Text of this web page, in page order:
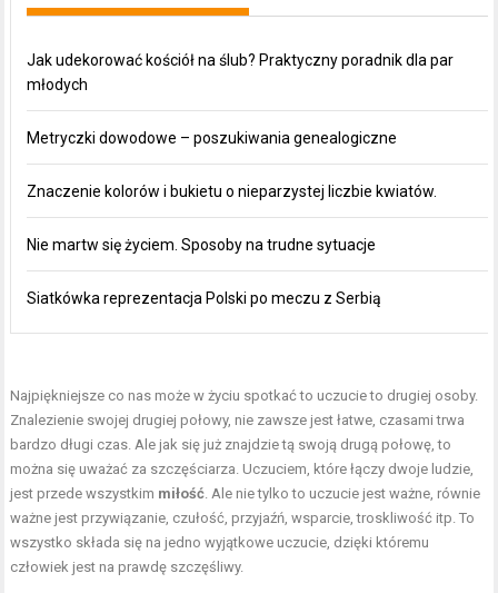
Jak udekorować kościół na ślub? Praktyczny poradnik dla par
młodych
Metryczki dowodowe – poszukiwania genealogiczne
Znaczenie kolorów i bukietu o nieparzystej liczbie kwiatów.
Nie martw się życiem. Sposoby na trudne sytuacje
Siatkówka reprezentacja Polski po meczu z Serbią
Najpiękniejsze co nas może w życiu spotkać to uczucie to drugiej osoby.
Znalezienie swojej drugiej połowy, nie zawsze jest łatwe, czasami trwa
bardzo długi czas. Ale jak się już znajdzie tą swoją drugą połowę, to
można się uważać za szczęściarza. Uczuciem, które łączy dwoje ludzie,
jest przede wszystkim miłość . Ale nie tylko to uczucie jest ważne, równie
ważne jest przywiązanie, czułość, przyjaźń, wsparcie, troskliwość itp. To
wszystko składa się na jedno wyjątkowe uczucie, dzięki któremu
człowiek jest na prawdę szczęśliwy.